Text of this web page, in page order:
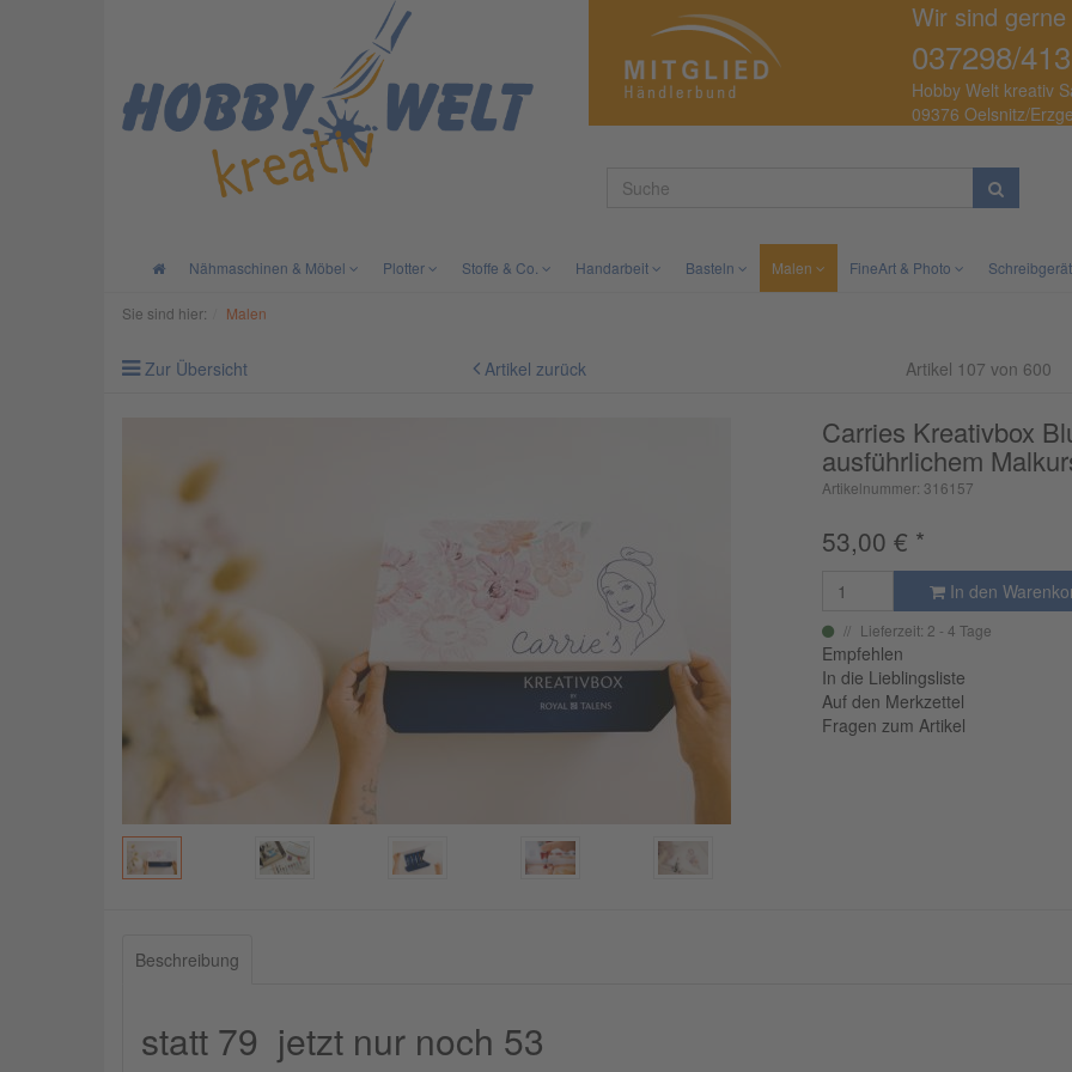
Wir sind
037298/
Hobby Welt kreativ
09376 Oelsnitz/
Nähmaschinen & Möbel Plotter Stoffe & Co. Handarbeit Basteln Malen FineArt & Photo
Sie sind hier: Malen
Zur Übersicht Artikel zurück Artikel 107 von 600
Carries Kreativbox
ausführlichem
Artikelnummer: 316157
53,00 € *
In den
Lieferzeit: 2 - 4 Tage
Empfehlen
In die Lieblingsliste
Auf den Merkzettel
Fragen zum Artikel
Beschreibung
statt 79  jetzt nur noch 53 